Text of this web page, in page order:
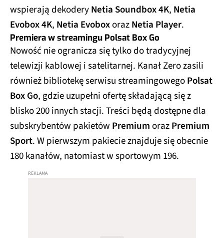
wspierają dekoderyNetia Soundbox 4K, Netia
Evobox 4K, Netia EvoboxorazNetia Player.
Premiera w streamingu Polsat Box Go
Nowość nie ogranicza się tylko do tradycyjnej
telewizji kablowej i satelitarnej. Kanał Zero zasili
również bibliotekę serwisu streamingowegoPolsat
Box Go, gdzie uzupełni ofertę składającą się z
blisko 200 innych stacji. Treści będą dostępne dla
subskrybentów pakietów PremiumorazPremium
Sport. W pierwszym pakiecie znajduje się obecnie
180 kanałów, natomiast w sportowym 196.